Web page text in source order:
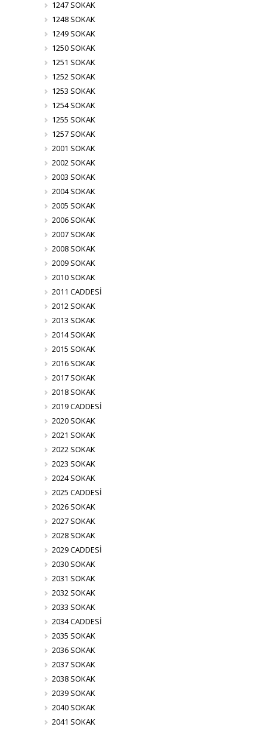
1247 SOKAK
1248 SOKAK
1249 SOKAK
1250 SOKAK
1251 SOKAK
1252 SOKAK
1253 SOKAK
1254 SOKAK
1255 SOKAK
1257 SOKAK
2001 SOKAK
2002 SOKAK
2003 SOKAK
2004 SOKAK
2005 SOKAK
2006 SOKAK
2007 SOKAK
2008 SOKAK
2009 SOKAK
2010 SOKAK
2011 CADDESİ
2012 SOKAK
2013 SOKAK
2014 SOKAK
2015 SOKAK
2016 SOKAK
2017 SOKAK
2018 SOKAK
2019 CADDESİ
2020 SOKAK
2021 SOKAK
2022 SOKAK
2023 SOKAK
2024 SOKAK
2025 CADDESİ
2026 SOKAK
2027 SOKAK
2028 SOKAK
2029 CADDESİ
2030 SOKAK
2031 SOKAK
2032 SOKAK
2033 SOKAK
2034 CADDESİ
2035 SOKAK
2036 SOKAK
2037 SOKAK
2038 SOKAK
2039 SOKAK
2040 SOKAK
2041 SOKAK